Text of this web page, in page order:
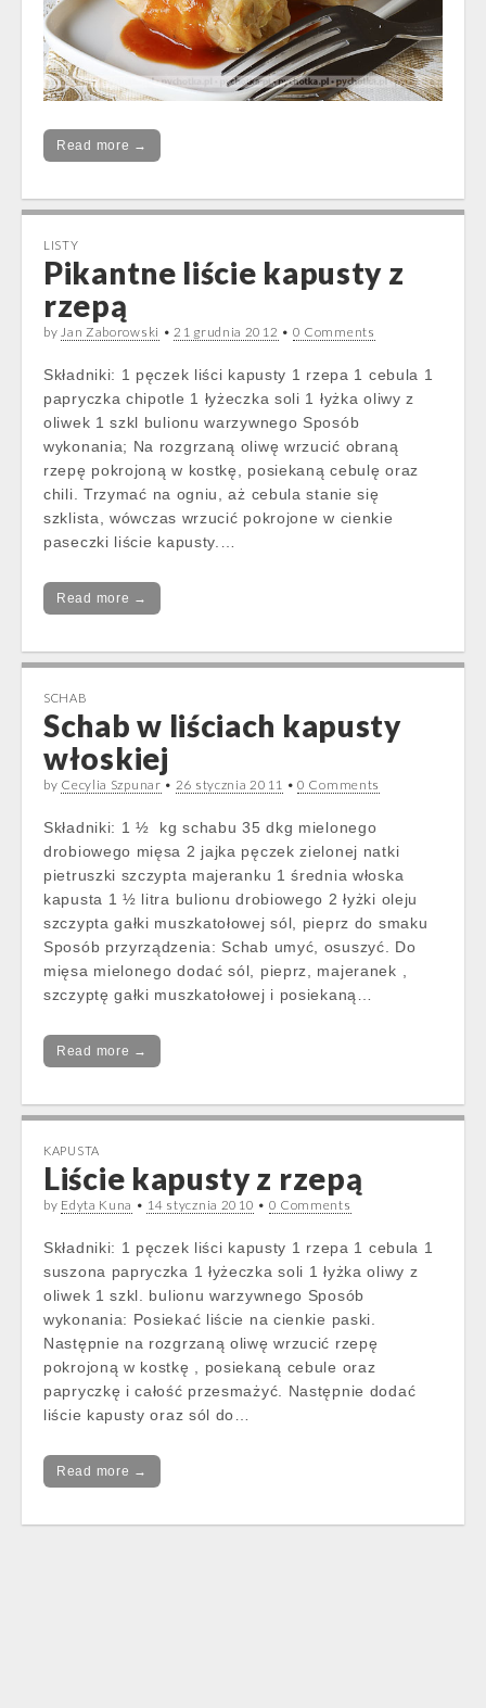
Read more →
LISTY
Pikantne liście kapusty z
rzepą
byJan Zaborowski •21 grudnia 2012 • 0 Comments
Składniki: 1 pęczek liści kapusty 1 rzepa 1 cebula 1
papryczka chipotle 1 łyżeczka soli 1 łyżka oliwy z
oliwek 1 szkl bulionu warzywnego Sposób
wykonania; Na rozgrzaną oliwę wrzucić obraną
rzepę pokrojoną w kostkę, posiekaną cebulę oraz
chili. Trzymać na ogniu, aż cebula stanie się
szklista, wówczas wrzucić pokrojone w cienkie
paseczki liście kapusty.…
Read more →
SCHAB
Schab w liściach kapusty
włoskiej
by Cecylia Szpunar • 26 stycznia 2011 •0 Comments
Składniki: 1 ½ kg schabu 35 dkg mielonego
drobiowego mięsa 2 jajka pęczek zielonej natki
pietruszki szczypta majeranku 1 średnia włoska
kapusta 1 ½ litra bulionu drobiowego 2 łyżki oleju
szczypta gałki muszkatołowej sól, pieprz do smaku
Sposób przyrządzenia: Schab umyć, osuszyć. Do
mięsa mielonego dodać sól, pieprz, majeranek ,
szczyptę gałki muszkatołowej i posiekaną…
Read more →
KAPUSTA
Liście kapusty z rzepą
by Edyta Kuna • 14 stycznia 2010 • 0 Comments
Składniki: 1 pęczek liści kapusty 1 rzepa 1 cebula 1
suszona papryczka 1 łyżeczka soli 1 łyżka oliwy z
oliwek 1 szkl. bulionu warzywnego Sposób
wykonania: Posiekać liście na cienkie paski.
Następnie na rozgrzaną oliwę wrzucić rzepę
pokrojoną w kostkę , posiekaną cebule oraz
papryczkę i całość przesmażyć. Następnie dodać
liście kapusty oraz sól do…
Read more →